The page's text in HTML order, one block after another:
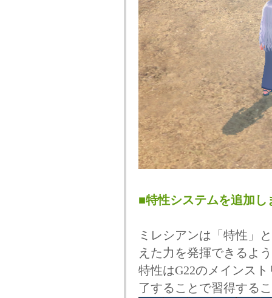
■特性システムを追加し
ミレシアンは「特性」
えた力を発揮できるよ
特性はG22のメインス
了することで習得する